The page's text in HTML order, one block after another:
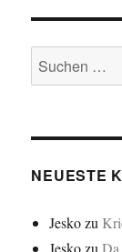
Suchen
nach:
NEUESTE
Jeskozu
JeskozuDa